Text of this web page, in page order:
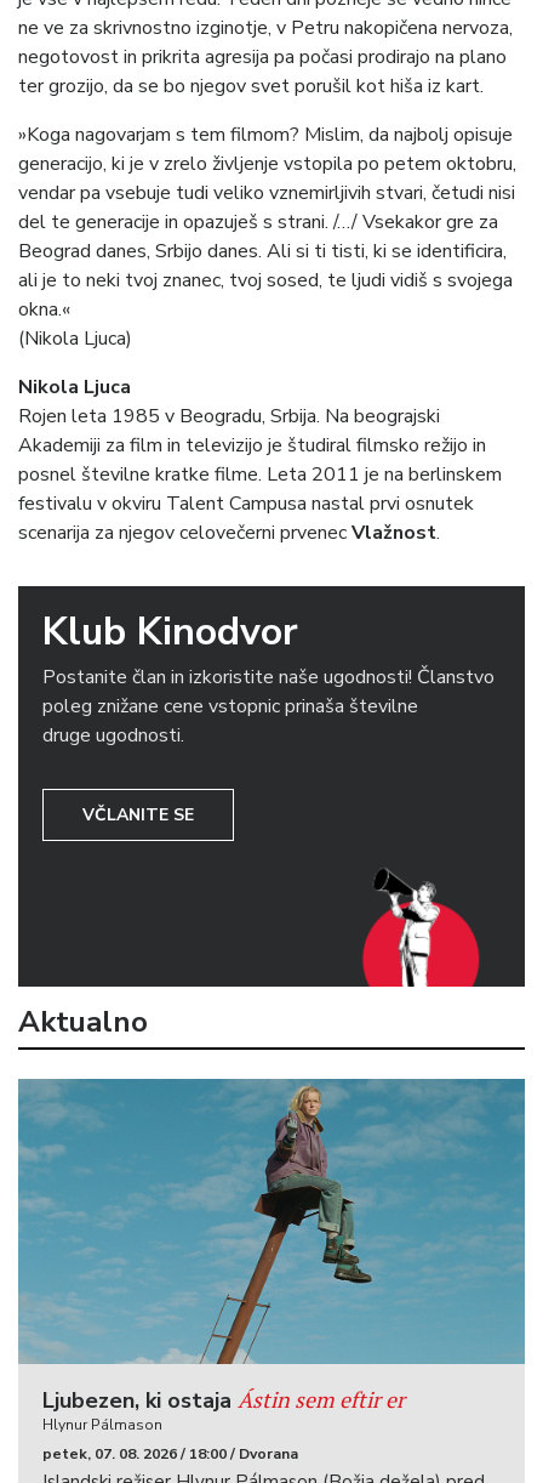
ne ve za skrivnostno izginotje, v Petru nakopičena nervoza,
negotovost in prikrita agresija pa počasi prodirajo na plano
ter grozijo, da se bo njegov svet porušil kot hiša iz kart.
»Koga nagovarjam s tem filmom? Mislim, da najbolj opisuje
generacijo, ki je v zrelo življenje vstopila po petem oktobru,
vendar pa vsebuje tudi veliko vznemirljivih stvari, četudi nisi
del te generacije in opazuješ s strani. /…/ Vsekakor gre za
Beograd danes, Srbijo danes. Ali si ti tisti, ki se identificira,
ali je to neki tvoj znanec, tvoj sosed, te ljudi vidiš s svojega
okna.«
(Nikola Ljuca)
Nikola Ljuca
Rojen leta 1985 v Beogradu, Srbija. Na beograjski
Akademiji za film in televizijo je študiral filmsko režijo in
posnel številne kratke filme. Leta 2011 je na berlinskem
festivalu v okviru Talent Campusa nastal prvi osnutek
scenarija za njegov celovečerni prvenecVlažnost.
Klub Kinodvor
Postanite član in izkoristite naše ugodnosti! Članstvo
poleg znižane cene vstopnic prinaša številne
druge ugodnosti.
VČLANITE SE
Aktualno
Ljubezen, ki ostaja Ástin sem eftir er
Hlynur Pálmason
petek, 07. 08. 2026 / 18:00 / Dvorana